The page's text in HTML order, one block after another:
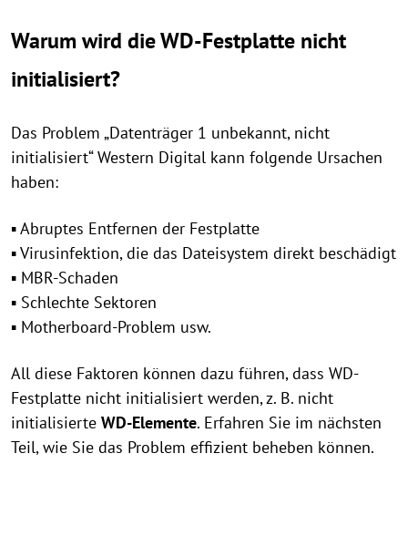
Warum wird die WD-Festplatte nicht
initialisiert?
Das Problem „Datenträger 1 unbekannt, nicht
initialisiert“ Western Digital kann folgende Ursachen
haben:
▪ Abruptes Entfernen der Festplatte
▪ Virusinfektion, die das Dateisystem direkt beschädigt
▪ MBR-Schaden
▪ Schlechte Sektoren
▪ Motherboard-Problem usw.
All diese Faktoren können dazu führen, dass WD-
Festplatte nicht initialisiert werden, z. B. nicht
initialisierte WD-Elemente. Erfahren Sie im nächsten
Teil, wie Sie das Problem effizient beheben können.